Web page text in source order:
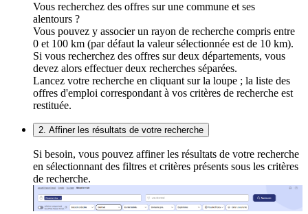
Vous recherchez des offres sur une commune et ses
alentours ?
Vous pouvez y associer un rayon de recherche compris entre
0 et 100 km (par défaut la valeur sélectionnée est de 10 km).
Si vous recherchez des offres sur deux départements, vous
devez alors effectuer deux recherches séparées.
Lancez votre recherche en cliquant sur la loupe ; la liste des
offres d'emploi correspondant à vos critères de recherche est
restituée.
2. Affiner les résultats de votre recherche
Si besoin, vous pouvez affiner les résultats de votre recherche
en sélectionnant des filtres et critères présents sous les critères
de recherche.